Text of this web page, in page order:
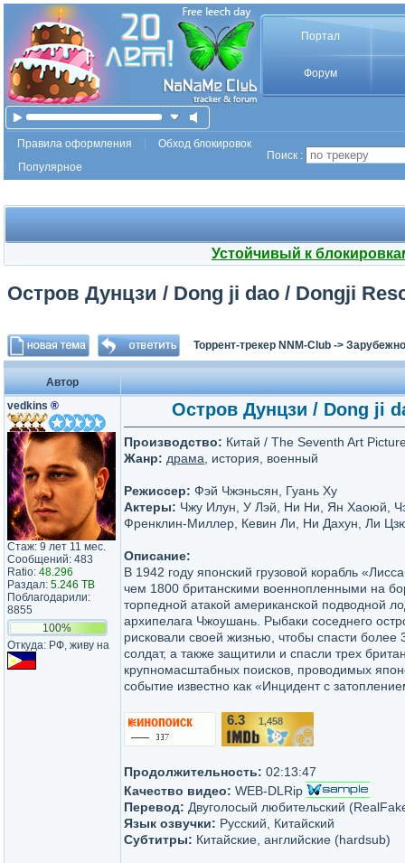
Портал
Форум
Правила оформления
Обход блокировок
Популярное
Поиск :
Устойчивый к
Остров Дунцзи / Dong ji dao / Dongji
Торрент-трекер NNM-Club ->
Автор
vedkins ®
Стаж: 9 лет 11 мес.
Сообщений: 483
Ratio: 48.296
Раздал: 5.246 TB
Поблагодарили:
8855
100%
Откуда: РФ, живу на
Остров Дунцзи / Dong ji
Производство: Китай / The Seventh Art
Жанр: драма , история, военный
Режиссер: Фэй Чжэньсян, Гуань Ху
Актеры: Чжу Илун, У Лэй, Ни Ни, Ян Хаоюй,
Френклин-Миллер, Кевин Ли, Ни Дахун, Ли
Описание:
В 1942 году японский грузовой корабль
чем 1800 британскими военнопленными на
торпедной атакой американской подводной
архипелага Чжоушань. Рыбаки соседнего
рисковали своей жизнью, чтобы спасти более
солдат, а также защитили и спасли трех
крупномасштабных поисков, проводимых
событие известно как «Инцидент с
6.3 1,458
Продолжительность: 02:13:47
Качество видео: WEB-DLRip
Перевод: Двуголосый любительский
Язык озвучки: Русский, Китайский
Субтитры: Китайские, английские (hardsub)